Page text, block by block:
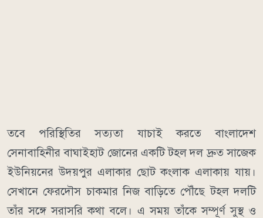
তবে পরিস্থিতির সত্যতা যাচাই করতে বাংলাদেশ
সেনাবাহিনীর বাঘাইহাট জোনের একটি টহল দল দ্রুত সাজেক
ইউনিয়নের উদয়পুর এলাকার ছোট কংলাক এলাকায় যায়।
সেখানে ফেরদৌস চাকমার নিজ বাড়িতে পৌঁছে টহল দলটি
তাঁর সঙ্গে সরাসরি কথা বলে। এ সময় তাঁকে সম্পূর্ণ সুস্থ ও